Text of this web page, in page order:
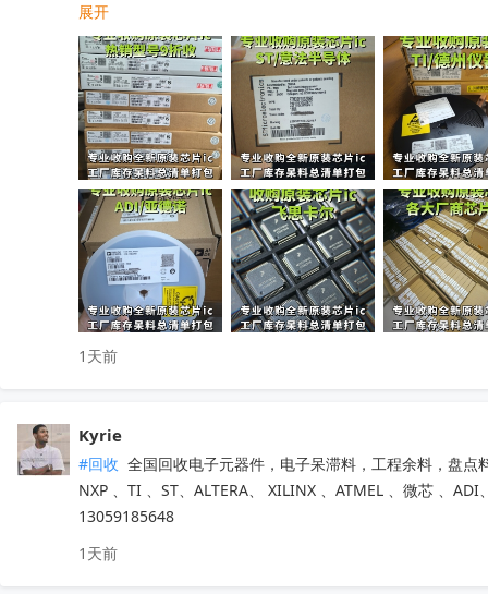
工厂清仓、项目取消、仓库积压、过期呆滞物料均可处理
专业人员上门清点核验，报价透明无套路，现款现结不压款
小批量散料、大批量整仓囤货统一打包回收，全程保密处理
快速清空仓库，释放仓储空间，高效盘活闲置物料回笼资金
覆盖全国上门收货，珠三角、深圳区域当日上门看货📱
只需提供型号、数量、实物照片，免费快速精准估价
无中间商层层压价，出价高于同行，一站式清库存省心省力
有闲置电子库存欢迎随时联系洽谈！
收起
展开
1天前
Kyrie
#回收 全国回收电子元器件，电子呆滞料，工程余料，盘
NXP 、TI 、ST、ALTERA、 XILINX 、ATMEL 、微芯 、
13059185648
1天前